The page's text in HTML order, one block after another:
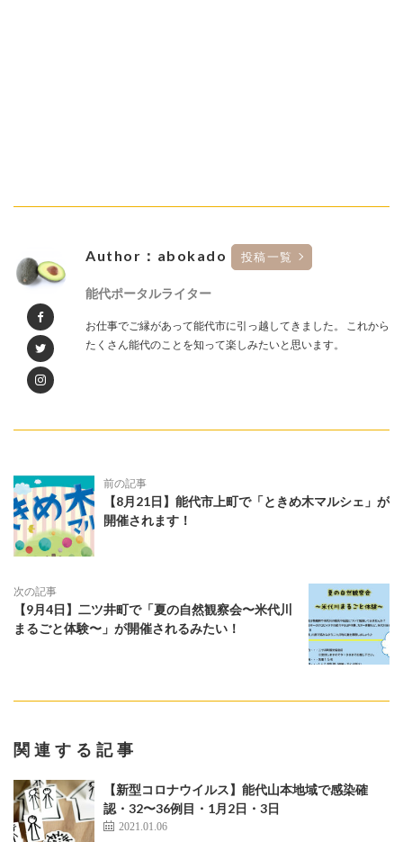
Author：abokado 投稿一覧
能代ポータルライター
お仕事でご縁があって能代市に引っ越してきました。 これから
たくさん能代のことを知って楽しみたいと思います。
前の記事
【8月21日】能代市上町で「ときめ木マルシェ」が
開催されます！
次の記事
【9月4日】二ツ井町で「夏の自然観察会〜米代川
まるごと体験〜」が開催されるみたい！
関連する記事
【新型コロナウイルス】能代山本地域で感染確
認・32〜36例目・1月2日・3日
2021.01.06